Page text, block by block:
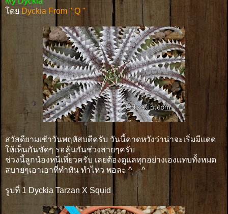
โดย Dyckia From " Q "
สวัสดียามเช้าวันพฤหัสบดีครับ วันนี้คาดหวังว่าน่าจะเริ่มมีเเดด
ให้เห็นกันชัดๆ รอลุ้นกันช่วงสายๆครับ
ช่วงนี้ลูกน้องหนีเที่ยวครับ เลยต้องดูแลทุกอย่างเองเเทบทั้งหมด
สบายๆเอาเอาที่ทำทัน ทำไหว พอละ ^__^
รูปที่ 1 Dyckia Tarzan X Squid